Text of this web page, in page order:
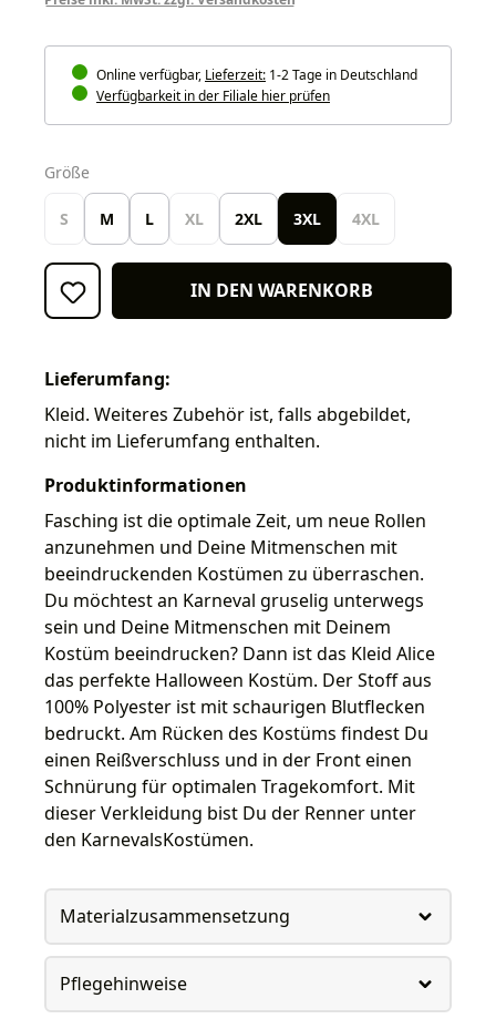
Online verfügbar, Lieferzeit: 1-2 Tage in Deutschland
Verfügbarkeit in der Filiale hier prüfen
Größe
S M L XL 2XL 3XL 4XL
IN DEN WARENKORB
Lieferumfang:
Kleid. Weiteres Zubehör ist, falls abgebildet,
nicht im Lieferumfang enthalten.
Produktinformationen
Fasching ist die optimale Zeit, um neue Rollen
anzunehmen und Deine Mitmenschen mit
beeindruckenden Kostümen zu überraschen.
Du möchtest an Karneval gruselig unterwegs
sein und Deine Mitmenschen mit Deinem
Kostüm beeindrucken? Dann ist das Kleid Alice
das perfekte Halloween Kostüm. Der Stoff aus
100% Polyester ist mit schaurigen Blutflecken
bedruckt. Am Rücken des Kostüms findest Du
einen Reißverschluss und in der Front einen
Schnürung für optimalen Tragekomfort. Mit
dieser Verkleidung bist Du der Renner unter
den KarnevalsKostümen.
Materialzusammensetzung
Pflegehinweise